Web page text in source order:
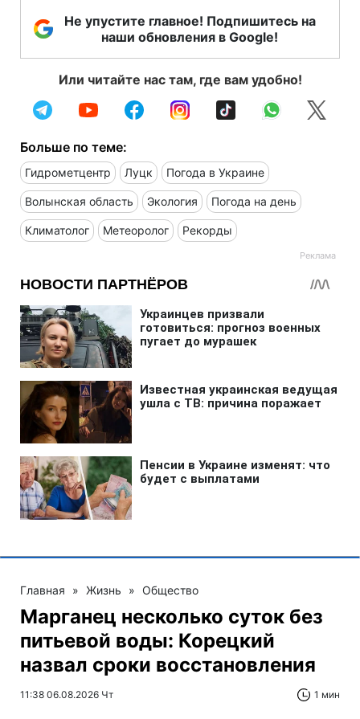
Не упустите главное! Подпишитесь на
наши обновления в Google!
Или читайте нас там, где вам удобно!
Больше по теме:
Гидрометцентр Луцк Погода в Украине
Волынская область Экология Погода на день
Климатолог Метеоролог Рекорды
Главная » Жизнь » Общество
Марганец несколько суток без
питьевой воды: Корецкий
назвал сроки восстановления
11:38 06.08.2026 Чт 1 мин